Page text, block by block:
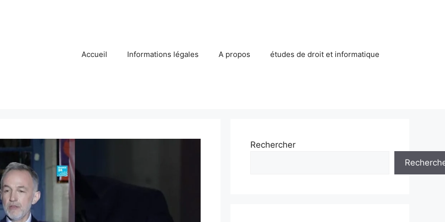
Accueil Informations légales A propos études de droit et informatique
Rechercher